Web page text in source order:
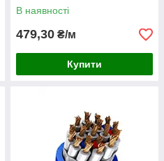
В наявності
479,30 ₴/м
Купити